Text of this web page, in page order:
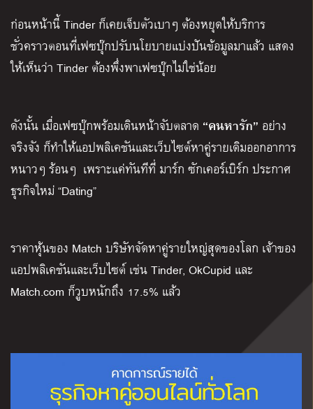
ก่อนหน้านี้ Tinder ก็เคยเจ็บตัวเบาๆ ต้องหยุดให้บริการ
ชั่วคราวตอนที่เฟซบุ๊กปรับนโยบายแบ่งปันข้อมูลมาแล้ว แสดง
ให้เห็นว่า Tinder ต้องพึ่งพาเฟซบุ๊กไม่ใช่น้อย
ดังนั้น เมื่อเฟซบุ๊กพร้อมเดินหน้าจับตลาด “คนหารัก” อย่าง
จริงจัง ก็ทำให้แอปพลิเคชันและเว็บไซต์หาคู่รายเดิมออกอาการ
หนาวๆ ร้อนๆ เพราะแค่ทันทีที่ มาร์ก ซักเคอร์เบิร์ก ประกาศ
ธุรกิจใหม่ “Dating”
ราคาหุ้นของ Match บริษัทจัดหาคู่รายใหญ่สุดของโลก เจ้าของ
แอปพลิเคชันและเว็บไซต์ เช่น Tinder, OkCupid และ
Match.com ก็วูบหนักถึง 17.5% แล้ว